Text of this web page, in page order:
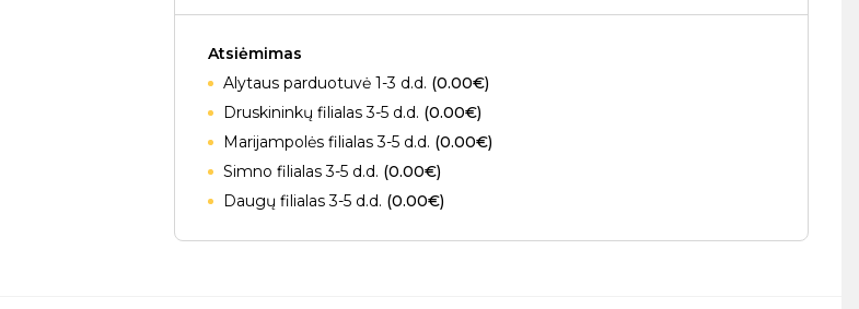
Atsiėmimas
Alytaus parduotuvė 1-3 d.d. (0.00€)
Druskininkų filialas 3-5 d.d. (0.00€)
Marijampolės filialas 3-5 d.d. (0.00€)
Simno filialas 3-5 d.d. (0.00€)
Daugų filialas 3-5 d.d. (0.00€)